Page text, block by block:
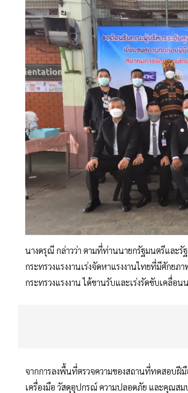
นางดรุณี กล่าวว่า ตามที่ท่านนายกรัฐมนตรีและรั
กระทรวงแรงงานเร่งจัดหาแรงงานไทยที่มีศักย
กระทรวงแรงงาน ได้ขานรับและเร่งรัดขับเคลื่อ
จากการลงพื้นที่ตรวจความของสถานที่ทดสอบฝี
เครื่องมือ วัสดุอุปกรณ์ ความปลอดภัย และคุณส